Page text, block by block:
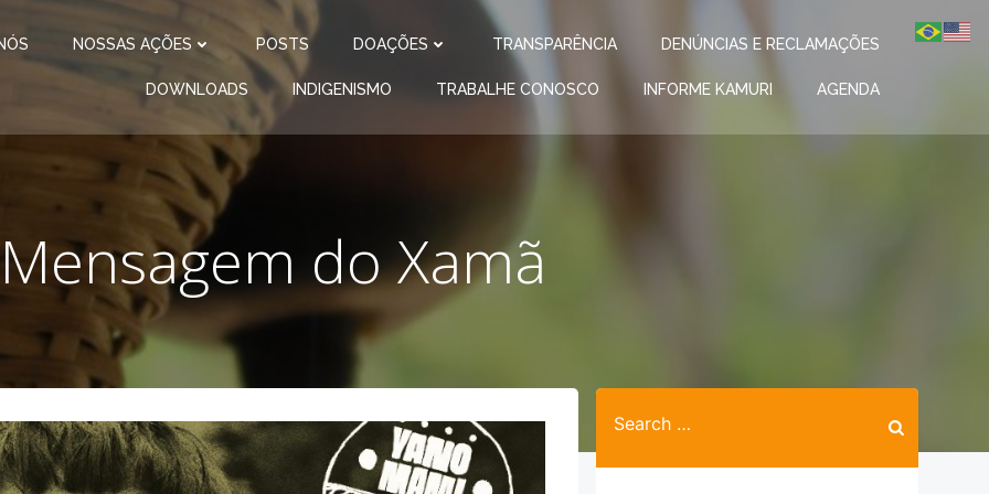
NOSSAS AÇÕES POSTS DOAÇÕES TRANSPARÊNCIA DENÚNCIAS E RECLAMAÇÕES
DOWNLOADS INDIGENISMO TRABALHE CONOSCO INFORME KAMURI AGENDA
do Xamã
for: